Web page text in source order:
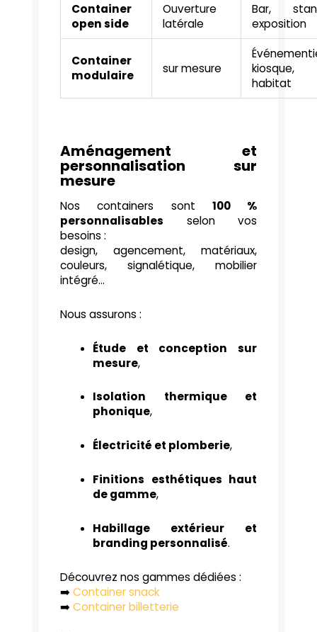
Container
open side
Ouverture
latérale
Bar,
exposition
Container
modulaire
sur mesure
kiosque,
habitat
Aménagement et
personnalisation sur
mesure
Nos containers sont 100 %
personnalisables selon vos
besoins :
design, agencement, matériaux,
couleurs, signalétique, mobilier
intégré…
Nous assurons :
Étude et conception sur
mesure,
Isolation thermique et
phonique,
Électricité et plomberie,
Finitions esthétiques haut
de gamme,
Habillage extérieur et
branding personnalisé.
Découvrez nos gammes dédiées :
➡️ Container snack
➡️ Container billetterie